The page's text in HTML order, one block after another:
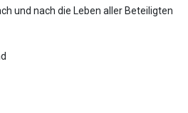
und nach die Leben aller Beteiligten